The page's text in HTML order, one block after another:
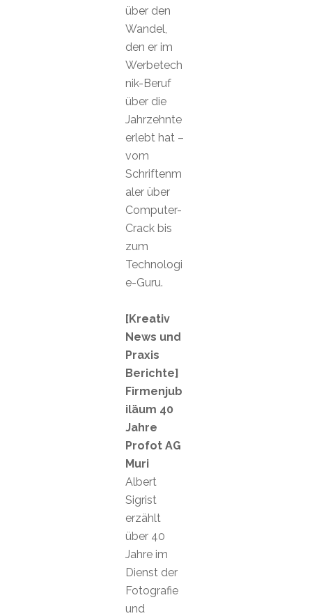
über den
Wandel,
den er im
Werbetech
nik-Beruf
über die
Jahrzehnte
erlebt hat –
vom
Schriftenm
aler über
Computer-
Crack bis
zum
Technologi
e-Guru.
[Kreativ
News und
Praxis
Berichte]
Firmenjub
iläum 40
Jahre
Profot AG
Muri
Albert
Sigrist
erzählt
über 40
Jahre im
Dienst der
Fotografie
und